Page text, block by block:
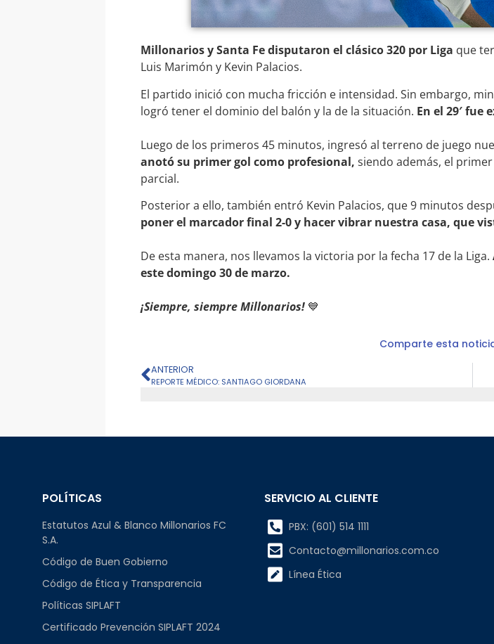
Millonarios y Santa Fe disputaron el clásico 320 por Liga que
Luis Marimón y Kevin Palacios.
El partido inició con mucha fricción e intensidad. Sin embargo,
logró tener el dominio del balón y la de la situación. En el 29′ fue
Luego de los primeros 45 minutos, ingresó al terreno de juego
anotó su primer gol como profesional, siendo además, el
parcial.
Posterior a ello, también entró Kevin Palacios, que 9 minutos
poner el marcador final 2-0 y hacer vibrar nuestra casa, que
De esta manera, nos llevamos la victoria por la fecha 17 de la Liga.
este domingo 30 de marzo.
¡Siempre, siempre Millonarios! 💙
Comparte esta
ANTERIOR
REPORTE MÉDICO: SANTIAGO GIORDANA
POLÍTICAS
Estatutos Azul & Blanco Millonarios FC
S.A.
Código de Buen Gobierno
Código de Ética y Transparencia
Políticas SIPLAFT
Certificado Prevención SIPLAFT 2024
SERVICIO AL CLIENTE
PBX: (601) 514 1111
Contacto@millonarios.com.co
Línea Ética